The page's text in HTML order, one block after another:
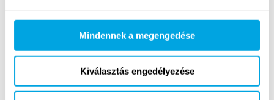
Mindennek a megengedése
Kiválasztás engedélyezése
Állatkerti foglalkozás